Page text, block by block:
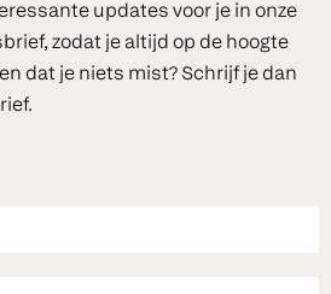
updates voor je in onze
zodat je altijd op de hoogte
dat je niets mist? Schrijf je dan